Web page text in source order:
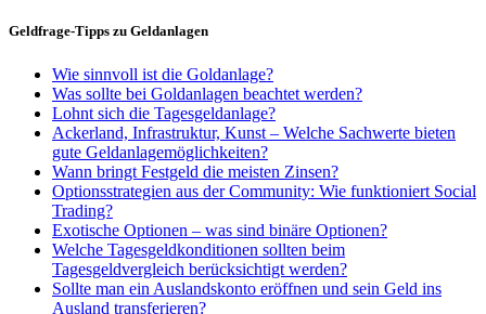
Geldfrage-Tipps zu Geldanlagen
Wie sinnvoll ist die Goldanlage?
Was sollte bei Goldanlagen beachtet werden?
Lohnt sich die Tagesgeldanlage?
Ackerland, Infrastruktur, Kunst – Welche Sachwerte bieten
gute Geldanlagemöglichkeiten?
Wann bringt Festgeld die meisten Zinsen?
Optionsstrategien aus der Community: Wie funktioniert Social
Trading?
Exotische Optionen – was sind binäre Optionen?
Welche Tagesgeldkonditionen sollten beim
Tagesgeldvergleich berücksichtigt werden?
Sollte man ein Auslandskonto eröffnen und sein Geld ins
Ausland transferieren?